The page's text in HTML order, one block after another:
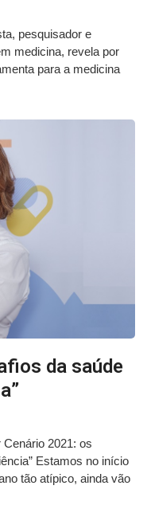
pesquisador e
medicina, revela por
para a medicina
da saúde
2021: os
Estamos no início
tão atípico, ainda vão